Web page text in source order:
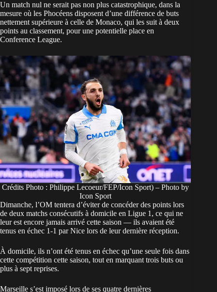
Un match nul ne serait pas non plus catastrophique, dans la
mesure où les Phocéens disposent d’une différence de buts
nettement supérieure à celle de Monaco, qui les suit à deux
points au classement, pour une potentielle place en
Conference League.
Crédits Photo : Philippe Lecoeur/FEP/Icon Sport) – Photo by
Icon Sport
Dimanche, l’OM tentera d’éviter de concéder des points lors
de deux matchs consécutifs à domicile en Ligue 1, ce qui ne
leur est encore jamais arrivé cette saison — ils avaient été
tenus en échec 1-1 par Nice lors de leur dernière réception.
À domicile, ils n’ont été tenus en échec qu’une seule fois dans
cette compétition cette saison, tout en marquant trois buts ou
plus à sept reprises.
Marseille s’est imposé lors de ses quatre dernières